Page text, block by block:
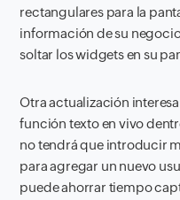
rectangulares para la
información de su
soltar los widgets en su
Otra actualización
función texto en vivo
no tendrá que introducir
para agregar un nuevo
puede ahorrar tiempo